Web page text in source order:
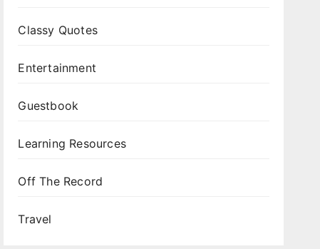
Classy Quotes
Entertainment
Guestbook
Learning Resources
Off The Record
Travel